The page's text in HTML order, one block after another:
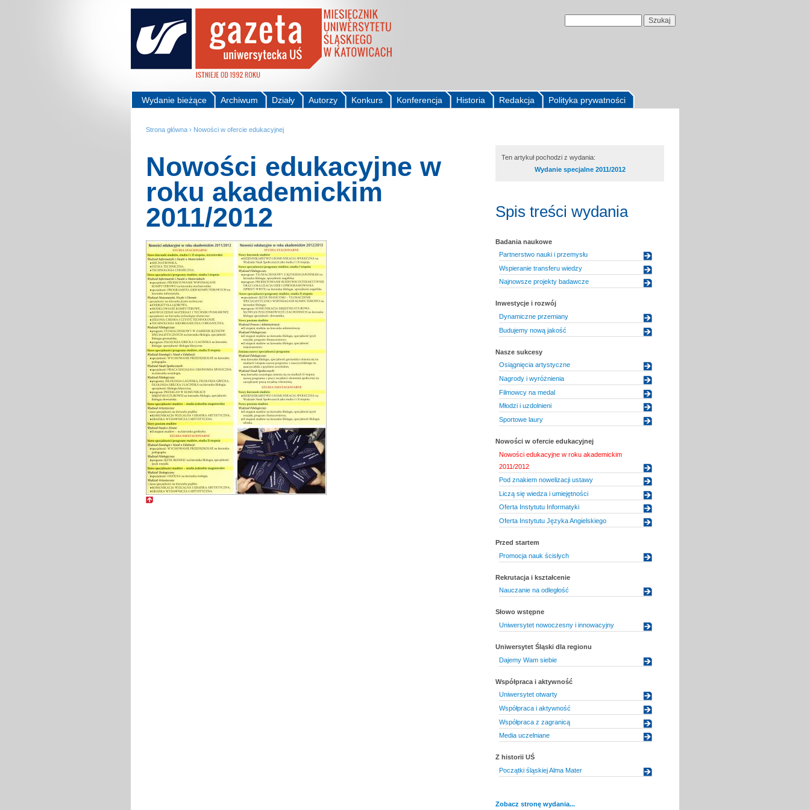
Polityka prywatności
Redakcja
Historia
Konferencja
Konkurs
Autorzy
Działy
Archiwum
Wydanie bieżące
Strona główna › Nowości w ofercie edukacyjnej
Nowości edukacyjne w
roku akademickim
2011/2012
Ten artykuł pochodzi z wydania:
Wydanie specjalne 2011/2012
Spis treści wydania
Badania naukowe
Partnerstwo nauki i przemysłu
Wspieranie transferu wiedzy
Najnowsze projekty badawcze
Inwestycje i rozwój
Dynamiczne przemiany
Budujemy nową jakość
Nasze sukcesy
Osiągnięcia artystyczne
Nagrody i wyróżnienia
Filmowcy na medal
Młodzi i uzdolnieni
Sportowe laury
Nowości w ofercie edukacyjnej
Nowości edukacyjne w roku akademickim
2011/2012
Pod znakiem nowelizacji ustawy
Liczą się wiedza i umiejętności
Oferta Instytutu Informatyki
Oferta Instytutu Języka Angielskiego
Przed startem
Promocja nauk ścisłych
Rekrutacja i kształcenie
Nauczanie na odległość
Słowo wstępne
Uniwersytet nowoczesny i innowacyjny
Uniwersytet Śląski dla regionu
Dajemy Wam siebie
Współpraca i aktywność
Uniwersytet otwarty
Współpraca i aktywność
Współpraca z zagranicą
Media uczelniane
Z historii UŚ
Początki śląskiej Alma Mater
Zobacz stronę wydania...